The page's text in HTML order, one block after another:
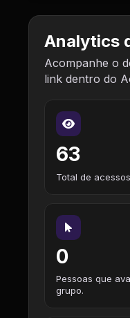
Analytics
Acompanhe o
link dentro do
63
Total de
0
Pessoas que
grupo.